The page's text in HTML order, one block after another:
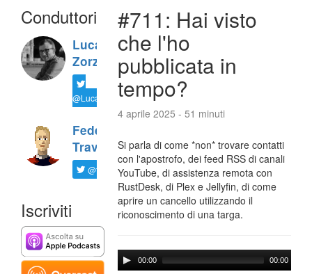
Conduttori
Luca
Zorzi
@LucaTNT
Federico
Travaini
@ftrava
Iscriviti
#711: Hai visto
che l'ho
pubblicata in
tempo?
4 aprile 2025 - 51 minuti
Si parla di come *non* trovare contatti
con l'apostrofo, dei feed RSS di canali
YouTube, di assistenza remota con
RustDesk, di Plex e Jellyfin, di come
aprire un cancello utilizzando il
riconoscimento di una targa.
00:00 00:00